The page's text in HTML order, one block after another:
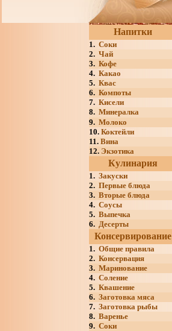
Напитки
1. Соки
2. Чай
3. Кофе
4. Какао
5. Квас
6. Компоты
7. Кисели
8. Минералка
9. Молоко
10. Коктейли
11. Вина
12. Экзотика
Кулинария
1. Закуски
2. Первые блюда
3. Вторые блюда
4. Соусы
5. Выпечка
6. Десерты
Консервирование
1. Общие правила
2. Консервация
3. Маринование
4. Соление
5. Квашение
6. Заготовка мяса
7. Заготовка рыбы
8. Варенье
9. Соки